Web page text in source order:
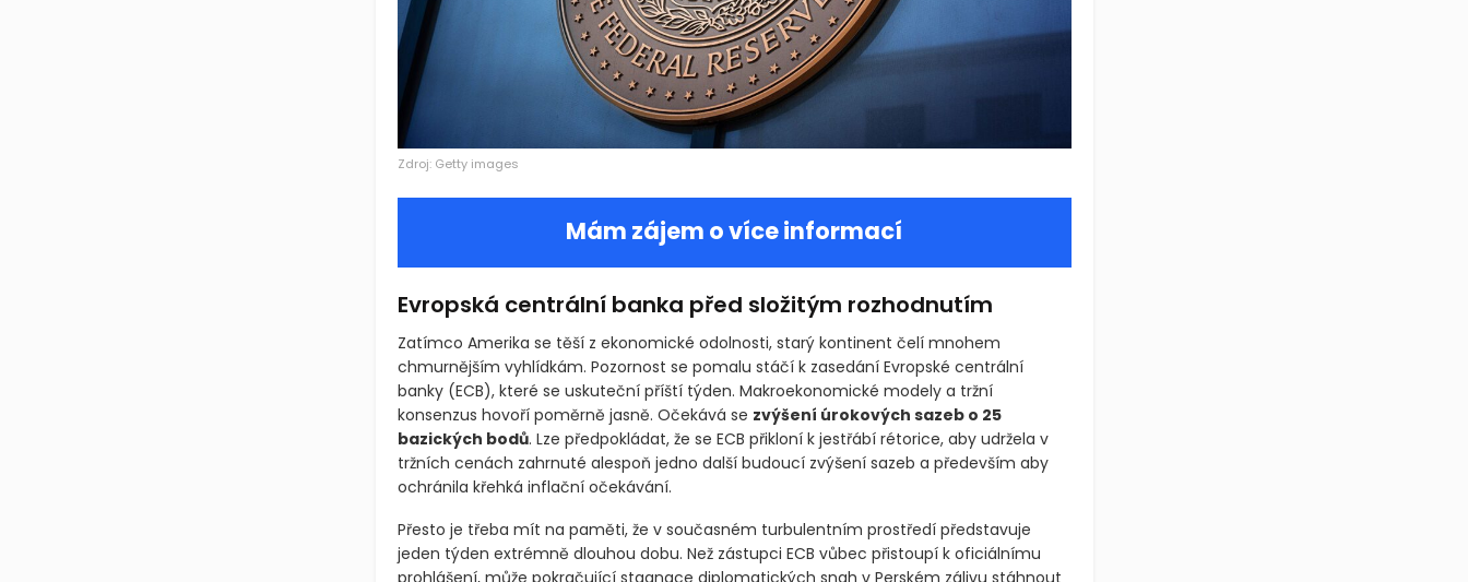
Zdroj: Getty images
Mám zájem o více informací
Evropská centrální banka před složitým rozhodnutím
Zatímco Amerika se těší z ekonomické odolnosti, starý kontinent čelí mnohem
chmurnějším vyhlídkám. Pozornost se pomalu stáčí k zasedání Evropské centrální
banky (ECB), které se uskuteční příští týden. Makroekonomické modely a tržní
konsenzus hovoří poměrně jasně. Očekává se zvýšení úrokových sazeb o 25
bazických bodů. Lze předpokládat, že se ECB přikloní k jestřábí rétorice, aby udržela v
tržních cenách zahrnuté alespoň jedno další budoucí zvýšení sazeb a především aby
ochránila křehká inflační očekávání.
Přesto je třeba mít na paměti, že v současném turbulentním prostředí představuje
jeden týden extrémně dlouhou dobu. Než zástupci ECB vůbec přistoupí k oficiálnímu